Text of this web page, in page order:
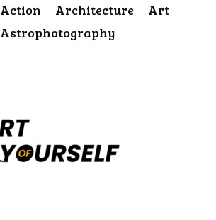
Action Architecture
Art
Astrophotography